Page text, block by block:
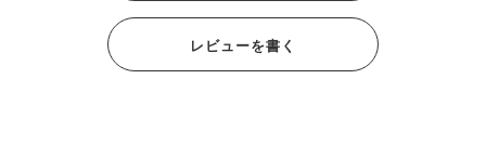
お値段は安くはないですが、マスカットと丁度良い甘さと薄
さの牛脂がマッチして、大変美味しいです。
包みも上品で、高級感が有ります。
レビューを書く